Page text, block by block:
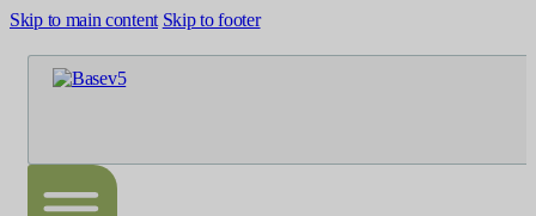
Skip to main content Skip to footer